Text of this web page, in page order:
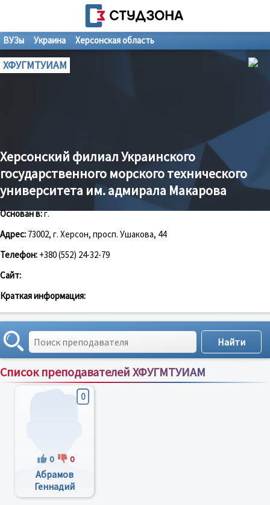
ВУЗы Украина Херсонская область
ХФУГМТУИАМ
Херсонский филиал Украинского
государственного морского технического
университета им. адмирала Макарова
Основан в:г.
Адрес: 73002, г. Херсон, просп. Ушакова, 44
Телефон: +380 (552) 24-32-79
Сайт:
Краткая информация:
Список преподавателей ХФУГМТУИАМ
Сортировка по:имени;рейтингу;отзывам
0
0 0
Абрамов
Геннадий
Серофимович